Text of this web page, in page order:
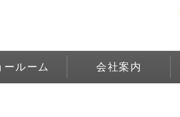
ールーム 会社案内